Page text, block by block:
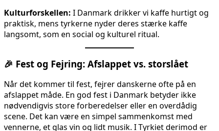
Kulturforskellen: I Danmark drikker vi kaffe hurtigt og
praktisk, mens tyrkerne nyder deres stærke kaffe
langsomt, som en social og kulturel ritual.
🎉 Fest og Fejring: Afslappet vs. storslået
Når det kommer til fest, fejrer danskerne ofte på en
afslappet måde. En god fest i Danmark betyder ikke
nødvendigvis store forberedelser eller en overdådig
scene. Det kan være en simpel sammenkomst med
vennerne, et glas vin og lidt musik. I Tyrkiet derimod er